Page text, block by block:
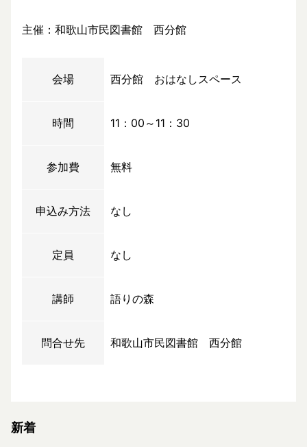
主催：和歌山市民図書館 西分館
会場 西分館 おはなしスペース
時間 11：00～11：30
参加費 無料
申込み方法 なし
定員 なし
講師 語りの森
問合せ先 和歌山市民図書館 西分館
新着